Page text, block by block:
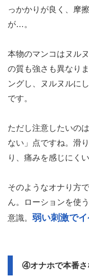
っかかりが良く、摩
が…。
本物のマンコはヌル
の質も強さも異なり
ングし、ヌルヌルに
です。
ただし注意したいの
ない」点ですね。滑
り、痛みを感じにく
そのようなオナり方
ん。ローションを使
意識。 弱い刺激で
④オナホで本番さ